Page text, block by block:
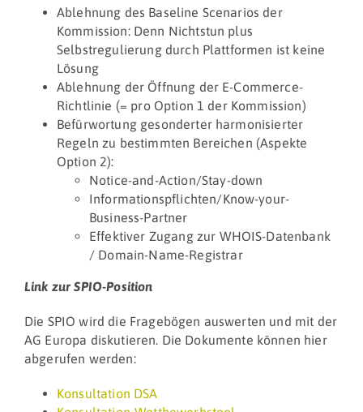
Ablehnung des Baseline Scenarios der
Kommission: Denn Nichtstun plus
Selbstregulierung durch Plattformen ist keine
Lösung
Ablehnung der Öffnung der E-Commerce-
Richtlinie (= pro Option 1 der Kommission)
Befürwortung gesonderter harmonisierter
Regeln zu bestimmten Bereichen (Aspekte
Option 2):
Notice-and-Action/Stay-down
Informationspflichten/Know-your-
Business-Partner
Effektiver Zugang zur WHOIS-Datenbank
/ Domain-Name-Registrar
Link zur SPIO-Position
Die SPIO wird die Fragebögen auswerten und mit der
AG Europa diskutieren. Die Dokumente können hier
abgerufen werden:
Konsultation DSA